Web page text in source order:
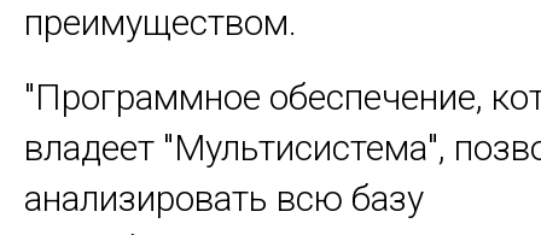
преимуществом.
"Программное обеспечение,
владеет "Мультисистема",
анализировать всю базу